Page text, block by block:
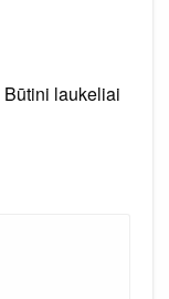
Būtini laukeliai